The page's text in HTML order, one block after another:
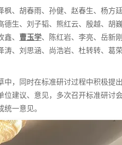
、胡春雨、孙健、赵春生、杨方
生、刘子韬、熊红云、殷越、胡
、 曹玉学、陈红岩、李亮、岳新
、刘思涵、尚浩岩、杜转转、葛
，同时在标准研讨过程中积极提
建议、意见，多次召开标准研讨
一意见。